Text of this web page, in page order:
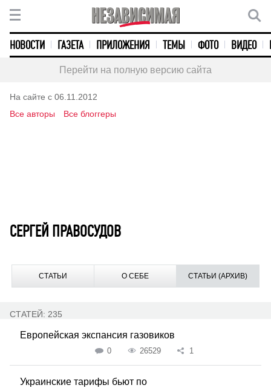
НОВОСТИ ГАЗЕТА ПРИЛОЖЕНИЯ ТЕМЫ ФОТО ВИДЕО
Перейти на полную версию сайта
На сайте с 06.11.2012
Все авторы
Все блоггеры
СЕРГЕЙ ПРАВОСУДОВ
СТАТЬИ О СЕБЕ СТАТЬИ (АРХИВ)
СТАТЕЙ: 235
Европейская экспансия газовиков
0 26529 1
Украинские тарифы бьют по